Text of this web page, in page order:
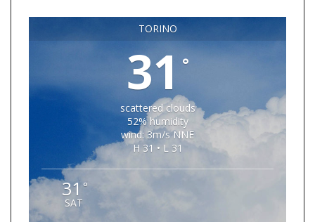
TORINO
31 °
scattered clouds
52% humidity
wind: 3m/s NNE
H 31 • L 31
31 °
SAT